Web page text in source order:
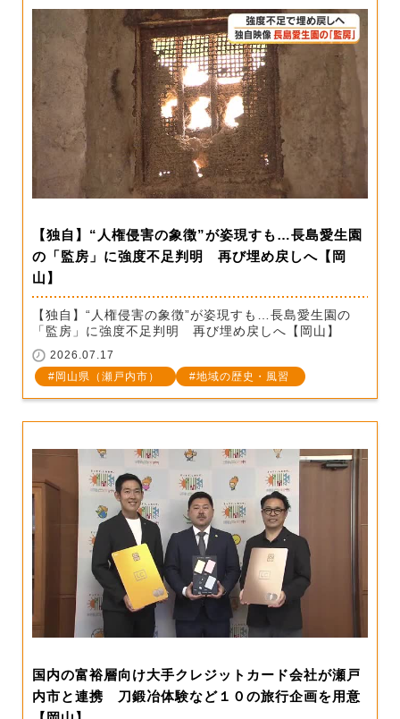
【独自】“人権侵害の象徴”が姿現すも…長島愛生園
の「監房」に強度不足判明 再び埋め戻しへ【岡
山】
【独自】“人権侵害の象徴”が姿現すも…長島愛生園の
「監房」に強度不足判明 再び埋め戻しへ【岡山】
2026.07.17
岡山県（瀬戸内市）
地域の歴史・風習
国内の富裕層向け大手クレジットカード会社が瀬戸
内市と連携 刀鍛冶体験など１０の旅行企画を用意